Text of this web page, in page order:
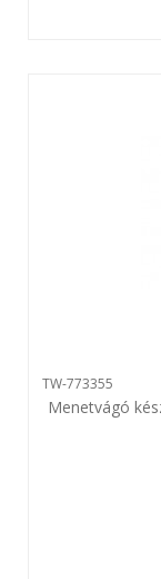
TW-773355
Menetvágó